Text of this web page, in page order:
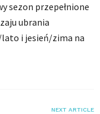
sezon przepełnione
ubrania
i jesień/zima na
NEXT ARTICLE